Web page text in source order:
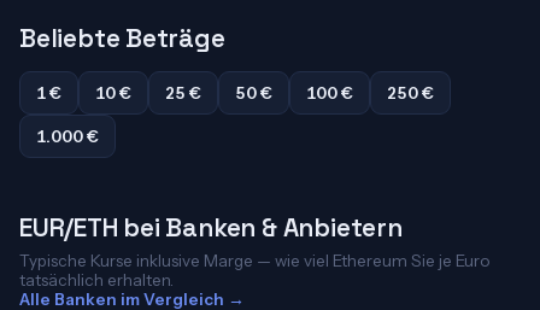
Beliebte Beträge
1 € 10 € 25 € 50 € 100 €
250 €
1.000 €
EUR/ETH bei Banken & Anbietern
Typische Kurse inklusive Marge — wie viel Ethereum Sie je Euro
tatsächlich erhalten.
Alle Banken im Vergleich →